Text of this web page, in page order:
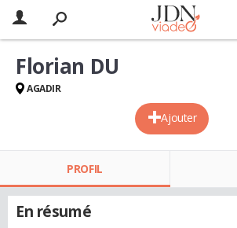
Ajouter
Florian DU
AGADIR
PROFIL
En résumé